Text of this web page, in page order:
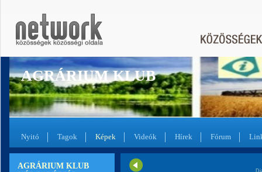
AGRÁRIUM KLUB
Nyitó Tagok Képek Videók Hírek Fórum
AGRÁRIUM KLUB